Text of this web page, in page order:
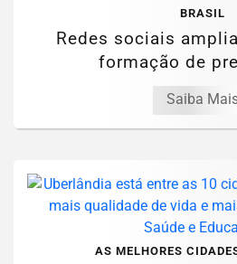
BRASIL
Redes sociais
formação de
Saiba
AS MELHORES